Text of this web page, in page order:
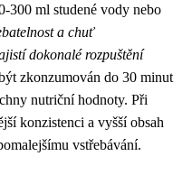
300 ml studené vody nebo
a chuť
dokonalé rozpuštění
zkonzumován do 30 minut
nutriční hodnoty. Při
konzistenci a vyšší obsah
vstřebávání.